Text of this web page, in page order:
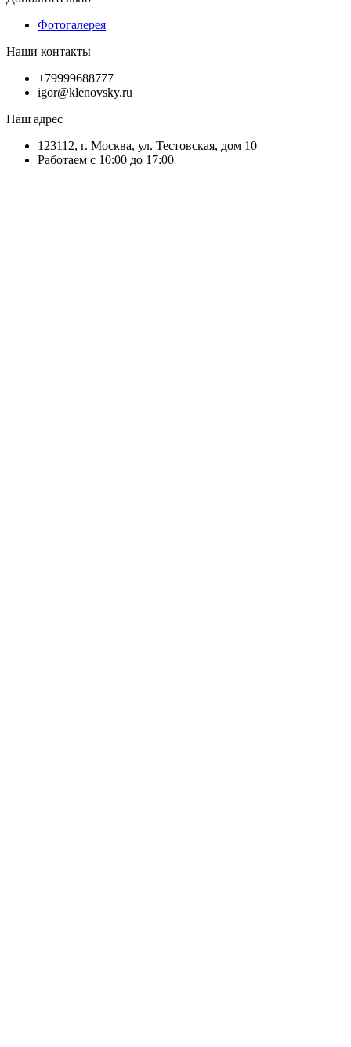
Фотогалерея
Наши контакты
+79999688777
igor@klenovsky.ru
Наш адрес
123112, г. Москва, ул. Тестовская, дом 10
Работаем с 10:00 до 17:00